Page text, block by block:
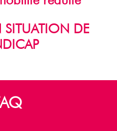
SITUATION DE